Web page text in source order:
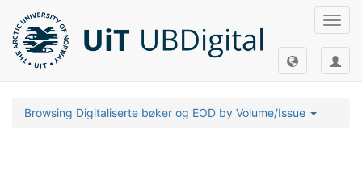
Browsing Digitaliserte bøker og EOD by Volume/Issue